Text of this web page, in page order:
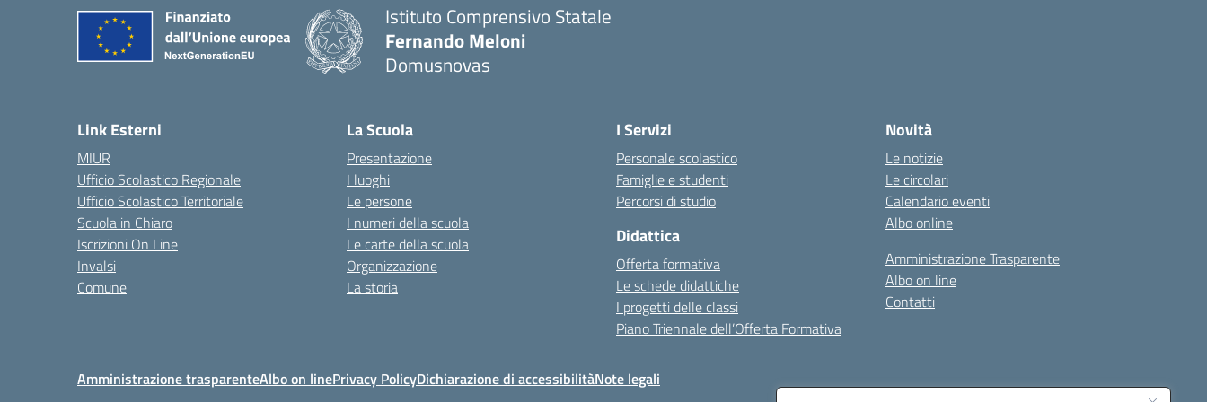
Istituto Comprensivo Statale
Fernando Meloni
Domusnovas
Link Esterni
MIUR
Ufficio Scolastico Regionale
Ufficio Scolastico Territoriale
Scuola in Chiaro
Iscrizioni On Line
Invalsi
Comune
La Scuola
Presentazione
I luoghi
Le persone
I numeri della scuola
Le carte della scuola
Organizzazione
La storia
I Servizi
Personale scolastico
Famiglie e studenti
Percorsi di studio
Didattica
Offerta formativa
Le schede didattiche
I progetti delle classi
Piano Triennale dell’Offerta Formativa
Novità
Le notizie
Le circolari
Calendario eventi
Albo online
Amministrazione Trasparente
Albo on line
Contatti
Amministrazione trasparenteAlbo on linePrivacy PolicyDichiarazione di accessibilitàNote legali